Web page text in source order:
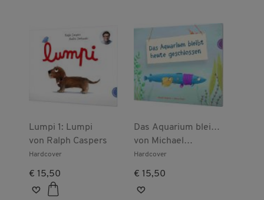
Lumpi 1: Lumpi
von Ralph Caspers
Hardcover
€ 15,50
Das Aquarium bleibt
heute geschlossen
von Michael
Augustin
Hardcover
€ 15,50